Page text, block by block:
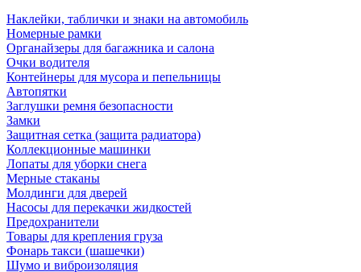
Наклейки, таблички и знаки на автомобиль
Номерные рамки
Органайзеры для багажника и салона
Очки водителя
Контейнеры для мусора и пепельницы
Автопятки
Заглушки ремня безопасности
Замки
Защитная сетка (защита радиатора)
Коллекционные машинки
Лопаты для уборки снега
Мерные стаканы
Молдинги для дверей
Насосы для перекачки жидкостей
Предохранители
Товары для крепления груза
Фонарь такси (шашечки)
Шумо и виброизоляция